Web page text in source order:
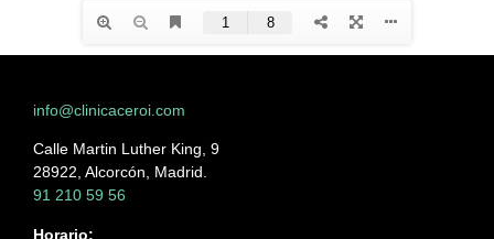
info@clinicaceroi.com
Calle Martin Luther King, 9
28922, Alcorcón, Madrid.
91 210 59 56
Horario: